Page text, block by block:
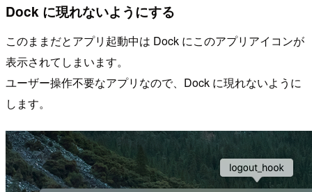
Dock に現れないようにする
このままだとアプリ起動中は Dock にこのアプリアイコンが
表示されてしまいます。
ユーザー操作不要なアプリなので、Dock に現れないように
します。